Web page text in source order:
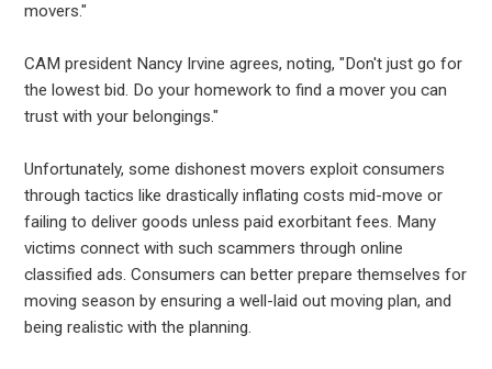
movers."
CAM president Nancy Irvine agrees, noting, "Don't just go for
the lowest bid. Do your homework to find a mover you can
trust with your belongings."
Unfortunately, some dishonest movers exploit consumers
through tactics like drastically inflating costs mid-move or
failing to deliver goods unless paid exorbitant fees. Many
victims connect with such scammers through online
classified ads. Consumers can better prepare themselves for
moving season by ensuring a well-laid out moving plan, and
being realistic with the planning.